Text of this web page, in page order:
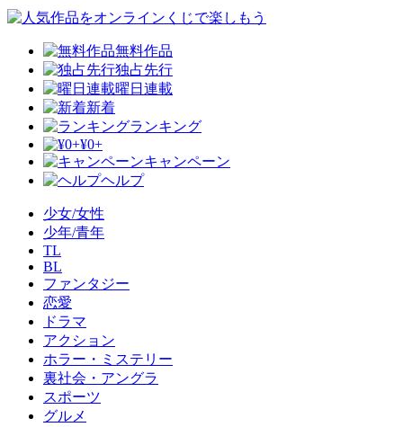
無料作品
独占先行
曜日連載
新着
ランキング
¥0+
キャンペーン
ヘルプ
少女/女性
少年/青年
TL
BL
ファンタジー
恋愛
ドラマ
アクション
ホラー・ミステリー
裏社会・アングラ
スポーツ
グルメ